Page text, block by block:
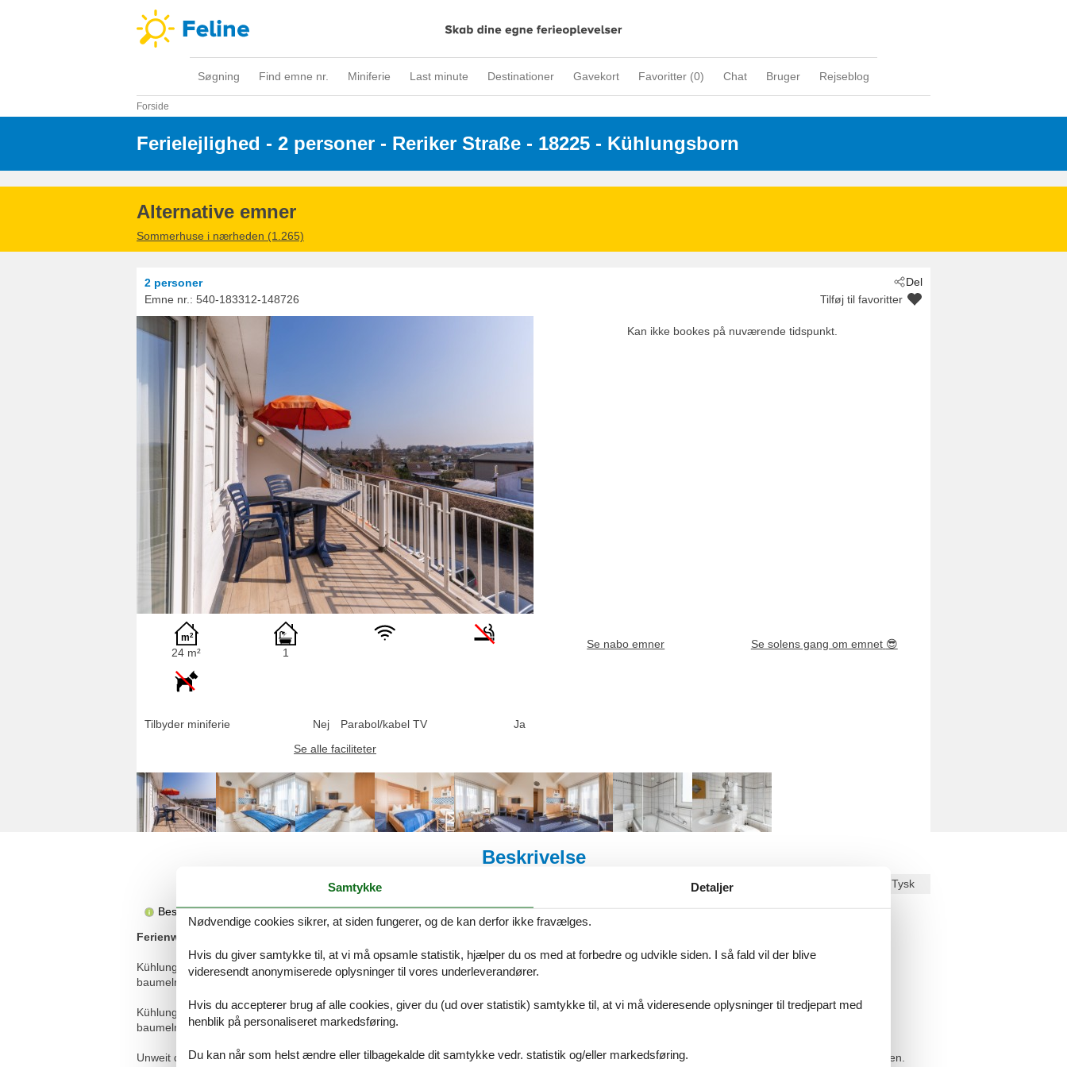
Søgning Find emne nr. Miniferie Last minute Destinationer Gavekort Favoritter (0) Chat Bruger Rejseblog
Forside
Ferielejlighed - 2 personer - Reriker Straße - 18225 - Kühlungsborn
Alternative emner
Sommerhuse i nærheden (1.265)
Del
2 personer
Emne nr.: 540-183312-148726 Tilføj til favoritter
Kan ikke bookes på nuværende tidspunkt.
24 m² 1
Tilbyder miniferie Nej Parabol/kabel TV
Ja
Se alle faciliteter
Se nabo emner Se solens gang om emnet 😎
Beskrivelse
Tysk
Beskrivelsen foreligger desværre ikke på Dansk. Se teksten på Tysk nedenfor, eller se den maskinoversatte tekst påDansk.
Ferienwohnung/App. für 2 Gäste mit 24m² in Kühlungsborn (183312) (Dachgeschoss)
Kühlungsborn hat zur jeder Jahreszeit viel zu bieten. Während Sie im Herbst und Winter die idyllische Ruhe des Ostseebades genießen und die Seele
baumeln lassen können, pulsiert im Frühjahr und im Sommer das Leben.
Kühlungsborn hat zur jeder Jahreszeit viel zu bieten. Während Sie im Herbst und Winter die idyllische Ruhe des Ostseebades genießen und die Seele
baumeln lassen können, pulsiert im Frühjahr und im Sommer das Leben.
Unweit des flachen sieben Kilometer langen Sandstrandes (ca. 800 m) befinden sich die geschmackvollen und modern eingerichteten Ferienwohnungen.
Samtykke Detaljer
Nødvendige cookies sikrer, at siden fungerer, og de kan derfor ikke fravælges.
Hvis du giver samtykke til, at vi må opsamle statistik, hjælper du os med at forbedre og udvikle siden. I så fald vil der blive
videresendt anonymiserede oplysninger til vores underleverandører.
Hvis du accepterer brug af alle cookies, giver du (ud over statistik) samtykke til, at vi må videresende oplysninger til tredjepart med
henblik på personaliseret markedsføring.
Du kan når som helst ændre eller tilbagekalde dit samtykke vedr. statistik og/eller markedsføring.